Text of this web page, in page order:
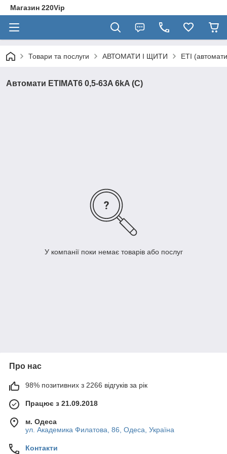
Магазин 220Vip
Товари та послуги АВТОМАТИ І ЩИТИ ETI
Автомати ETIMAT6 0,5-63A 6kA (C)
У компанії поки немає товарів або послуг
Про нас
98% позитивних з 2266 відгуків за рік
Працює з 21.09.2018
м. Одеса
ул. Академика Филатова, 86, Одеса, Україна
Контакти